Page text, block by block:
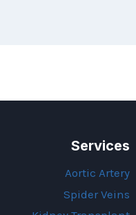
Services
Aortic Artery
Spider Veins